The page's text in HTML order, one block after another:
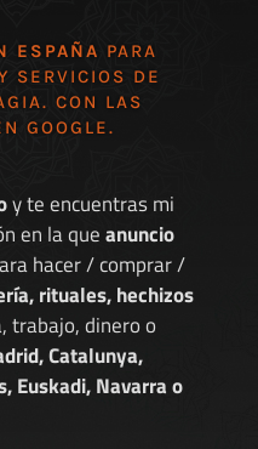
ESPAÑA PARA
SERVICIOS DE
CON LAS
GOOGLE.
y te encuentras mi
en la queanuncio
hacer / comprar /
rituales, hechizos
trabajo, dinero o
Catalunya,
Euskadi, Navarra o